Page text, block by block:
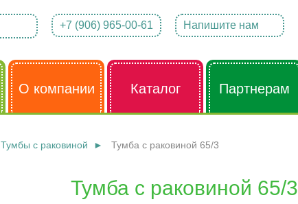
Напишите нам
+7 (906) 965-00-61
О компании Каталог Партнерам
Тумбы с раковиной Тумба с раковиной 65/3
Тумба с раковиной 65/3